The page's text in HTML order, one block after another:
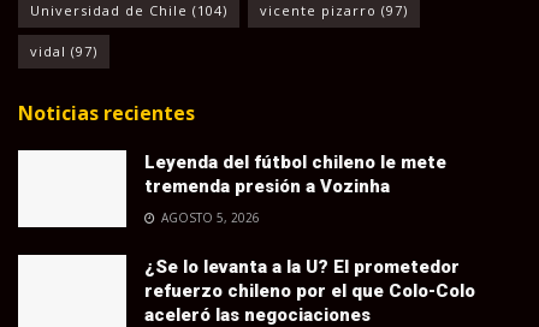
Universidad de Chile (104) vicente pizarro (97)
vidal (97)
Noticias recientes
Leyenda del fútbol chileno le mete
tremenda presión a Vozinha
AGOSTO 5, 2026
¿Se lo levanta a la U? El prometedor
refuerzo chileno por el que Colo-Colo
aceleró las negociaciones